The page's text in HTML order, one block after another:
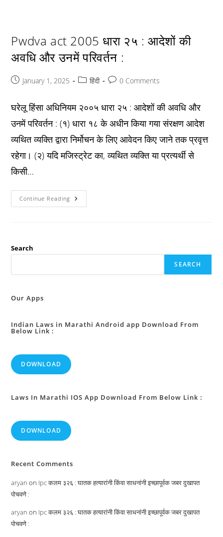
Pwdva act 2005 धारा २५ : आदेशों की
अवधि और उनमें परिवर्तन :
PostJanuary 1, 2025
Postहिंदी
Post0 Comments
घरेलू हिंसा अधिनियम २००५ धारा २५ : आदेशों की अवधि और
उनमें परिवर्तन : (१) धारा १८ के अधीन किया गया संरक्षण आदेश
व्यथित व्यक्ति द्वारा निर्मोचन के लिए आवेदन किए जाने तक प्रवृत्त
रहेगा। (२) यदि मजिस्ट्रेट का, व्यथित व्यक्ति या प्रत्यर्थी से
किसी…
Continue Reading Pwdva
Act
अवधि
परिवर्तन
Search
SEARCH
Our Apps
Indian Laws in Marathi Android app Download From
Below Link :
DOWNLOAD
Laws In Marathi IOS App Download From Below Link :
DOWNLOAD
Recent Comments
aryan on Ipc कलम ३२६ : घातक हत्यारांनी किंवा साधनांनी इच्छापूर्वक जबर दुखापत
पोचवणे :
aryan on Ipc कलम ३२६ : घातक हत्यारांनी किंवा साधनांनी इच्छापूर्वक जबर दुखापत
पोचवणे :